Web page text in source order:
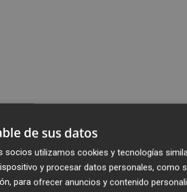
de sus datos
socios utilizamos cookies y tecnologías
y procesar datos personales, como
para ofrecer anuncios y contenido